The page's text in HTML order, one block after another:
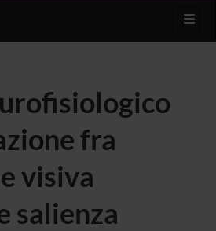
fra
visiva
salienza